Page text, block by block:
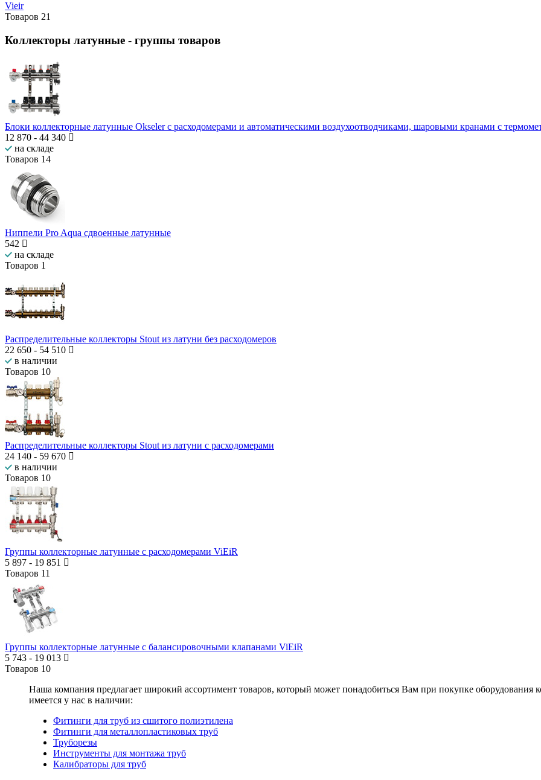
Vieir
Товаров 21
Коллекторы латунные - группы товаров
Блоки коллекторные латунные Okseler с расходомерами и автоматическими воздухоотводчиками, шаровыми кранами с
12 870 - 44 340
на складе
Товаров 14
Ниппели Pro Aqua сдвоенные латунные
542
на складе
Товаров 1
Распределительные коллекторы Stout из латуни без расходомеров
22 650 - 54 510
в наличии
Товаров 10
Распределительные коллекторы Stout из латуни с расходомерами
24 140 - 59 670
в наличии
Товаров 10
Группы коллекторные латунные с расходомерами ViEiR
5 897 - 19 851
Товаров 11
Группы коллекторные латунные с балансировочными клапанами ViEiR
5 743 - 19 013
Товаров 10
Наша компания предлагает широкий ассортимент товаров, который может понадобиться Вам при покупке оборудования
имеется у нас в наличии:
Фитинги для труб из сшитого полиэтилена
Фитинги для металлопластиковых труб
Труборезы
Инструменты для монтажа труб
Калибраторы для труб